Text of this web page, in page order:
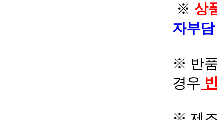
※ 상
자부
※ 반
경우